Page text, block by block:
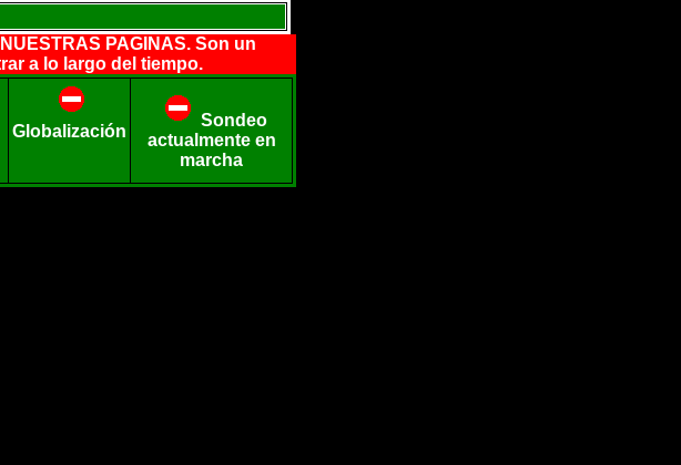
PAGINAS. Son un
a lo largo del tiempo.
Globalización
Sondeo
actualmente en
marcha